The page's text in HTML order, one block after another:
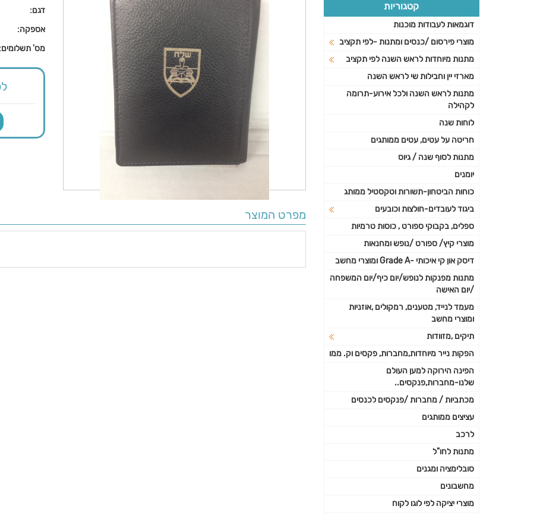
דגם:
אספקה:
מס' תשלומים:
מפרט המוצר
קטגוריות
דוגמאות לעבודות מוכנות
מוצרי פירסום /כנסים ומתנות -לפי תקציב
מתנות מיוחדות לראש השנה לפי תקציב
מארזי יין וחבילות שי לראש השנה
מתנות לראש השנה ולכל אירוע-תרומה
לקהילה
לוחות שנה
חריטה על עטים, עטים ממותגים
מתנות לסוף שנה / גיוס
יומנים
כוחות הביטחון-תשורות וטקסטיל ממותג
ביגוד לעובדים-חולצות וכובעים
ספלים, בקבוקי ספורט , כוסות טרמיות
מוצרי קיץ/ ספורט /נופש ומחנאות
דיסק און קי איכותי -Grade A ומוצרי מחשב
מתנות מפנקות לנופש/יום כיף/יום המשפחה
/יום האישה
מעמד לנייד, מטענים, רמקולים ,אוזניות
ומוצרי מחשב
תיקים ,מזוודות
הפקות נייר מיוחדות,מחברות, פקסים וק. ממו
הפינה הירוקה למען העולם
שלנו-מחברות,פנקסים..
מכתביות / מחברות /פנקסים לכנסים
עציצים ממותגים
לרכב
מתנות לחו"ל
סובלימציה ומגנים
מחשבונים
מוצרי יציקה לפי לוגו לקוח